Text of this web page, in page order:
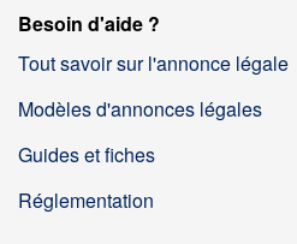
Besoin d'aide ?
Tout savoir sur l'annonce légale
Modèles d'annonces légales
Guides et fiches
Réglementation